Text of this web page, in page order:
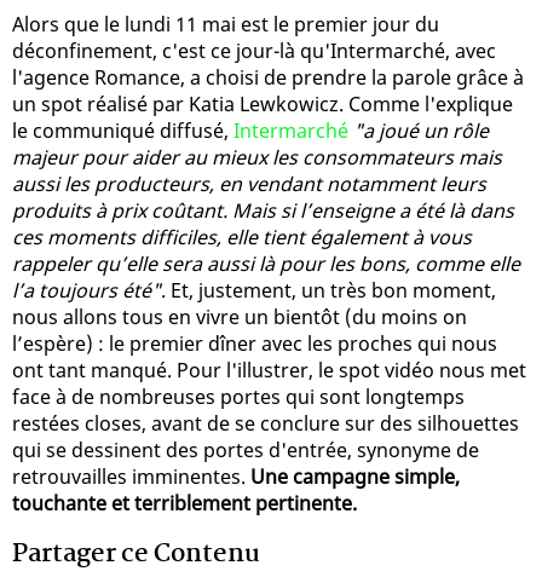
Alors que le lundi 11 mai est le premier jour du
déconfinement, c'est ce jour-là qu'Intermarché, avec
l'agence Romance, a choisi de prendre la parole grâce à
un spot réalisé par Katia Lewkowicz. Comme l'explique
le communiqué diffusé, Intermarché "a joué un rôle
majeur pour aider au mieux les consommateurs mais
aussi les producteurs, en vendant notamment leurs
produits à prix coûtant. Mais si l’enseigne a été là dans
ces moments difficiles, elle tient également à vous
rappeler qu’elle sera aussi là pour les bons, comme elle
l’a toujours été". Et, justement, un très bon moment,
nous allons tous en vivre un bientôt (du moins on
l’espère) : le premier dîner avec les proches qui nous
ont tant manqué. Pour l'illustrer, le spot vidéo nous met
face à de nombreuses portes qui sont longtemps
restées closes, avant de se conclure sur des silhouettes
qui se dessinent des portes d'entrée, synonyme de
retrouvailles imminentes. Une campagne simple,
touchante et terriblement pertinente.
Partager ce Contenu